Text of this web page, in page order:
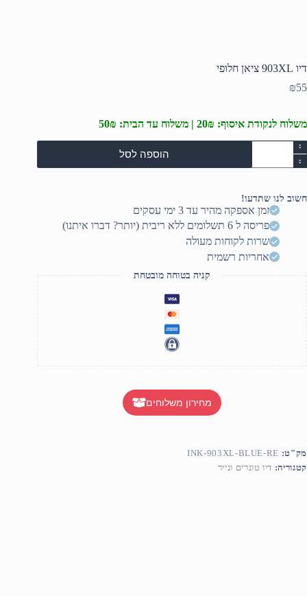
דיו 903XL ציאן חלופי
₪55
משלוח לנקודת איסוף: 20₪ | משלוח עד הבית: 50₪
כמות
של
דיו
חלופי
הוספה לסל
חשוב לנו שתדעו!
זמן אספקה מהיר עד 3 ימי עסקים
פריסה ל 6 תשלומים ללא ריבית (יותר? דברו איתנו)
שרות לקוחות מעולה
אחריות רשמית
קניה בטוחה מובטחת
מחירון משלוחים
מק"ט: INK-903XL-BLUE-RE
קטגוריה: דיו טונרים ונייר